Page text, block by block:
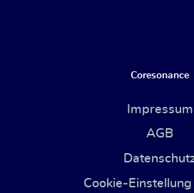
Coresonance
Impressum
AGB
Cookie-